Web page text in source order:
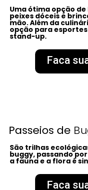
Uma ótima opção
peixes dóceis e
mão. Além da
opção para
stand-up.
Faca
Passeios de
São trilhas
buggy, passando
a fauna e a flora é
Faca